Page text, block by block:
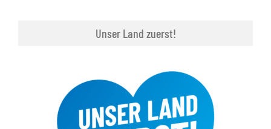
Unser Land zuerst!